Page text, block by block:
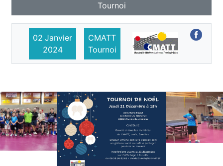
Tournoi
02 Janvier
2024
CMATT
Tournoi